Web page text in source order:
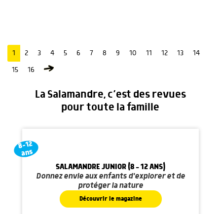
1 2 3 4 5 6 7 8 9 10 11 12 13 14
15 16
La Salamandre, c’est des revues
pour toute la famille
8-12
ans
SALAMANDRE JUNIOR (8 - 12 ANS)
Donnez envie aux enfants d'explorer et de
protéger la nature
Découvrir le magazine